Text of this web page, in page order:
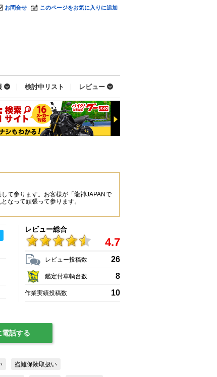
お問合せ このページをお気に入りに追加
検討中リスト レビュー
て参ります。お客様が「龍神JAPANで
なって頑張って参ります。
レビュー総合
4.7
レビュー投稿数 26
鑑定付車輌台数 8
作業実績投稿数 10
電話する
盗難保険取扱い